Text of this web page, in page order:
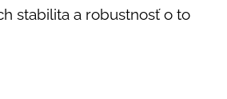
stabilita a robustnosť o to